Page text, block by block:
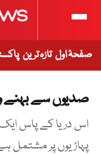
صفحۂ اول تازہ ترین
صدیوں سے بہنے
اس دریا کے پاس ایک
پہاڑیوں پر مشتمل